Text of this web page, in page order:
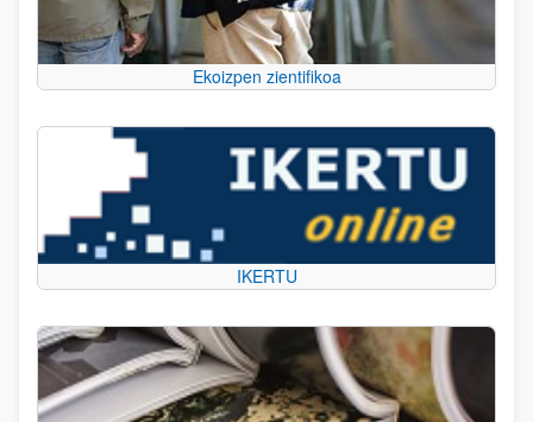
Ekoizpen zientifikoa
IKERTU